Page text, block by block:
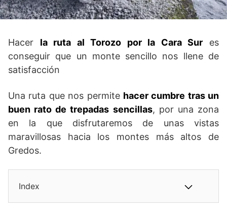
Hacer la ruta al Torozo por la Cara Sur es
conseguir que un monte sencillo nos llene de
satisfacción
Una ruta que nos permite hacer cumbre tras un
buen rato de trepadas sencillas, por una zona
en la que disfrutaremos de unas vistas
maravillosas hacia los montes más altos de
Gredos.
Index